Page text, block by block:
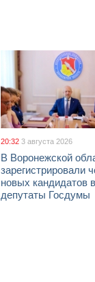
20:32 3 августа 2026
В Воронежской
зарегистрировали
новых кандидатов в
депутаты Госдумы